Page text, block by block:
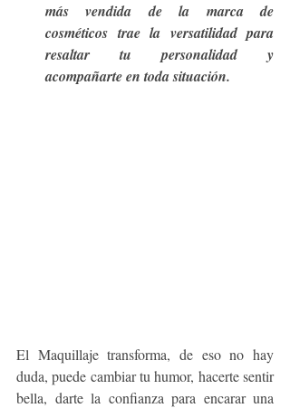
más vendida de la marca de
cosméticos trae la versatilidad para
resaltar tu personalidad y
acompañarte en toda situación.
El Maquillaje transforma, de eso no hay
duda, puede cambiar tu humor, hacerte sentir
bella, darte la confianza para encarar una